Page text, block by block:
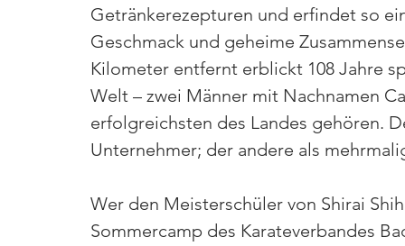
Getränkerezepturen und erfindet so
Geschmack und geheime
Kilometer entfernt erblickt 108 Jahre
Welt – zwei Männer mit Nachnamen
erfolgreichsten des Landes gehören.
Unternehmer; der andere als
Wer den Meisterschüler von Shirai
Sommercamp des Karateverbandes